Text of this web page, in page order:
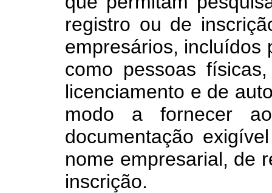
registro ou de
empresários, incluídos
como pessoas
licenciamento e de
modo a fornecer
documentação
nome empresarial, de
inscrição.